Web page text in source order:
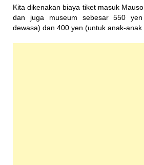
Kita dikenakan biaya tiket masuk
dan juga museum sebesar 550
dewasa) dan 400 yen (untuk anak-anak